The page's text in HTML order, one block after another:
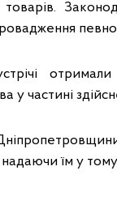
товарів.
у частині
надаючи їм у